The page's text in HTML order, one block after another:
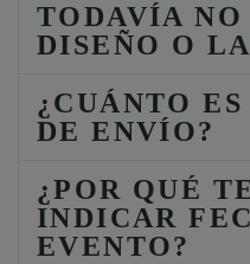
TODAVÍA
DISEÑO O
¿CUÁNTO
DE ENVÍO?
¿POR QUÉ
INDICAR
EVENTO?